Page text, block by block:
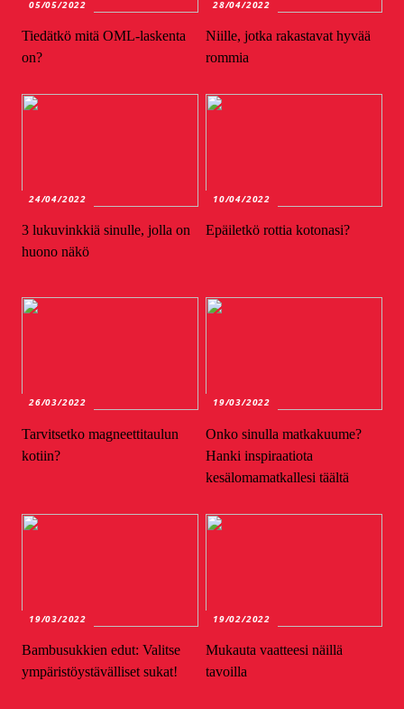
05/05/2022
Tiedätkö mitä OML-laskenta
on?
28/04/2022
Niille, jotka rakastavat hyvää
rommia
24/04/2022
3 lukuvinkkiä sinulle, jolla on
huono näkö
10/04/2022
Epäiletkö rottia kotonasi?
26/03/2022
Tarvitsetko magneettitaulun
kotiin?
19/03/2022
Onko sinulla matkakuume?
Hanki inspiraatiota
kesälomamatkallesi täältä
19/03/2022
Bambusukkien edut: Valitse
ympäristöystävälliset sukat!
19/02/2022
Mukauta vaatteesi näillä
tavoilla